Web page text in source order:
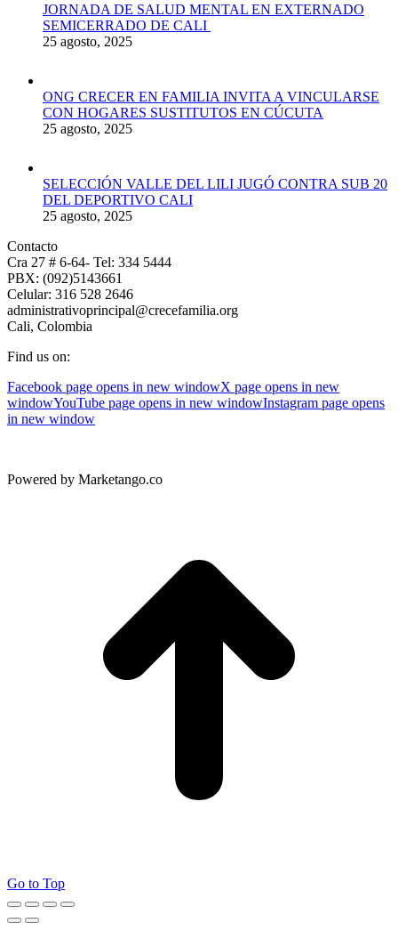
JORNADA DE SALUD MENTAL EN EXTERNADO
SEMICERRADO DE CALI
25 agosto, 2025
ONG CRECER EN FAMILIA INVITA A VINCULARSE
CON HOGARES SUSTITUTOS EN CÚCUTA
25 agosto, 2025
SELECCIÓN VALLE DEL LILI JUGÓ CONTRA SUB 20
DEL DEPORTIVO CALI
25 agosto, 2025
Contacto
Cra 27 # 6-64- Tel: 334 5444
PBX: (092)5143661
Celular: 316 528 2646
administrativoprincipal@crecefamilia.org
Cali, Colombia
Find us on:
Facebook page opens in new windowX page opens in new
windowYouTube page opens in new windowInstagram page opens
in new window
Powered by Marketango.co
Go to Top